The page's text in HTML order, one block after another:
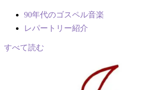
90年代のゴスペル音楽
レパートリー紹介
すべて読む